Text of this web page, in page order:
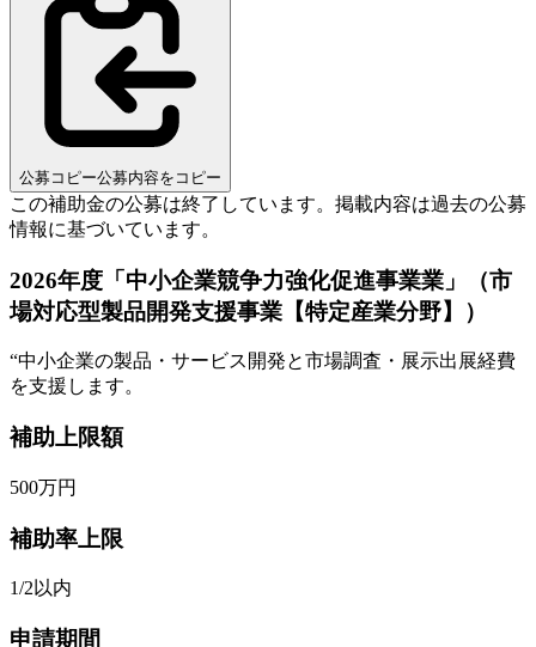
公募コピー公募内容をコピー
この補助金の公募は終了しています。 掲載内容は過去の公募
情報に基づいています。
2026年度「中小企業競争力強化促進事業業」（市
場対応型製品開発支援事業【特定産業分野】）
“中小企業の製品・サービス開発と市場調査・展示出展経費
を支援します。
補助上限額
500万円
補助率上限
1/2以内
申請期間